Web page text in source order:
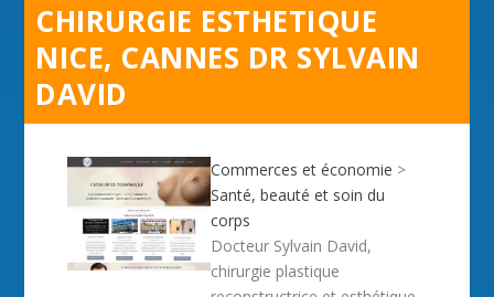
CHIRURGIE ESTHETIQUE
NICE, CANNES DR SYLVAIN
DAVID
Commerces et économie >
Santé, beauté et soin du
corps
Docteur Sylvain David,
chirurgie plastique